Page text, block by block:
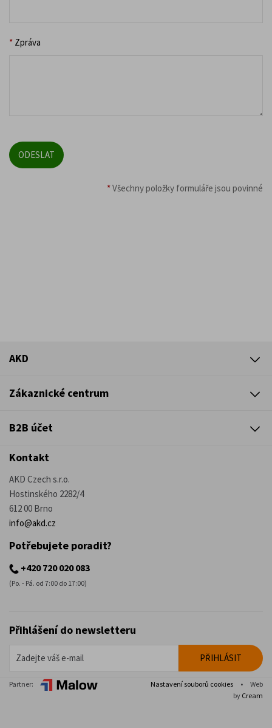
* Zpráva
*Všechny položky formuláře jsou povinné
AKD
Zákaznické centrum
B2B účet
Kontakt
AKD Czech s.r.o.
Hostinského 2282/4
612 00 Brno
info@akd.cz
Potřebujete poradit?
+420 720 020 083
(Po. - Pá. od 7:00 do 17:00)
Přihlášení do newsletteru
Partner: Nastavení souborů cookies •
Web
by Cream